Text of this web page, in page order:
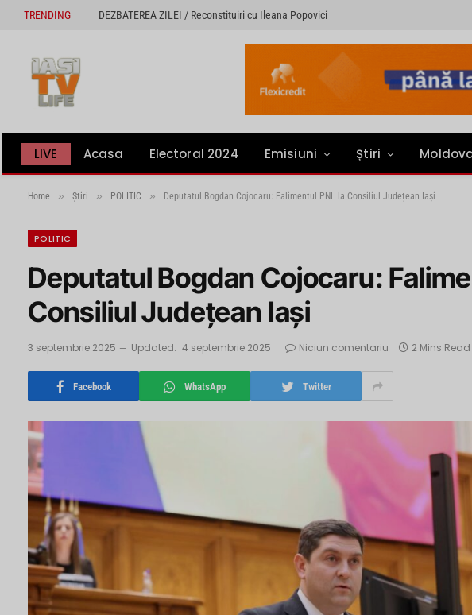
TRENDING DEZBATEREA ZILEI / Reconstituiri cu Ileana Popovici
LIVE Acasa Electoral 2024 Emisiuni Știri
Home » Știri » POLITIC » Deputatul Bogdan Cojocaru: Falimentul PNL la Consiliul Județean Iași
POLITIC
Deputatul Bogdan Cojocaru:
Consiliul Județean Iași
3 septembrie 2025 Updated: 4 septembrie 2025 Niciun comentariu 2 Mins Read
Facebook WhatsApp Twitter